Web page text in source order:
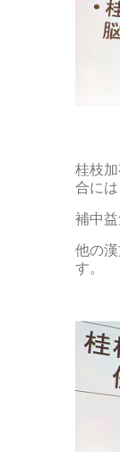
桂枝
合には
補中
他の
す。